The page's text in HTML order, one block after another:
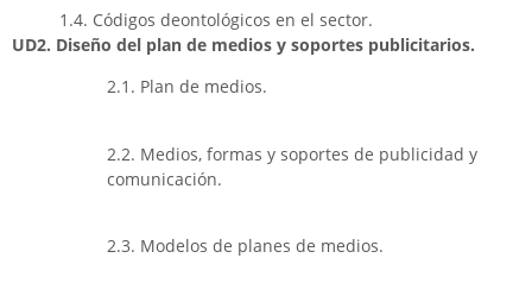
1.4. Códigos deontológicos en el sector.
UD2. Diseño del plan de medios y soportes publicitarios.
2.1. Plan de medios.
2.2. Medios, formas y soportes de publicidad y
comunicación.
2.3. Modelos de planes de medios.